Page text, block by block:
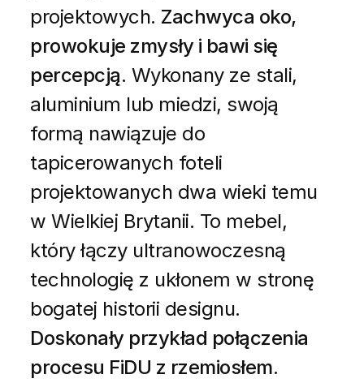
projektowych. Zachwyca oko,
prowokuje zmysły i bawi się
percepcją. Wykonany ze stali,
aluminium lub miedzi, swoją
formą nawiązuje do
tapicerowanych foteli
projektowanych dwa wieki temu
w Wielkiej Brytanii. To mebel,
który łączy ultranowoczesną
technologię z ukłonem w stronę
bogatej historii designu.
Doskonały przykład połączenia
procesu FiDU z rzemiosłem.